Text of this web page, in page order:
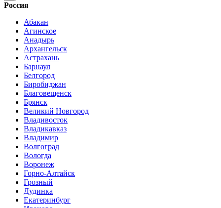
Россия
Абакан
Агинское
Анадырь
Архангельск
Астрахань
Барнаул
Белгород
Биробиджан
Благовещенск
Брянск
Великий Новгород
Владивосток
Владикавказ
Владимир
Волгоград
Вологда
Воронеж
Горно-Алтайск
Грозный
Дудинка
Екатеринбург